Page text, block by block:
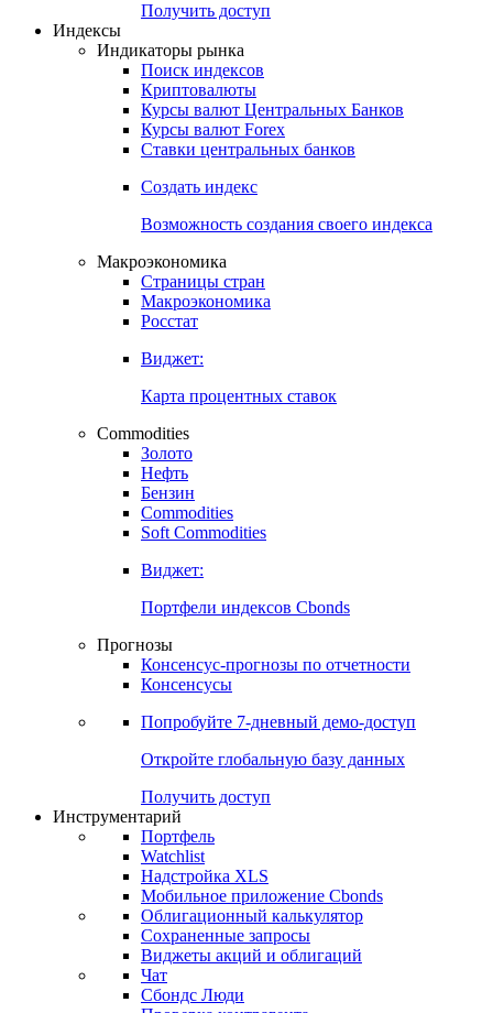
Получить доступ
Индексы
Индикаторы рынка
Поиск индексов
Криптовалюты
Курсы валют Центральных Банков
Курсы валют Forex
Ставки центральных банков
Создать индекс
Возможность создания своего индекса
Макроэкономика
Страницы стран
Макроэкономика
Росстат
Виджет:
Карта процентных ставок
Commodities
Золото
Нефть
Бензин
Commodities
Soft Commodities
Виджет:
Портфели индексов Cbonds
Прогнозы
Консенсус-прогнозы по отчетности
Консенсусы
Попробуйте 7-дневный демо-доступ
Откройте глобальную базу данных
Получить доступ
Инструментарий
Портфель
Watchlist
Надстройка XLS
Мобильное приложение Cbonds
Облигационный калькулятор
Сохраненные запросы
Виджеты акций и облигаций
Чат
Сбондс Люди